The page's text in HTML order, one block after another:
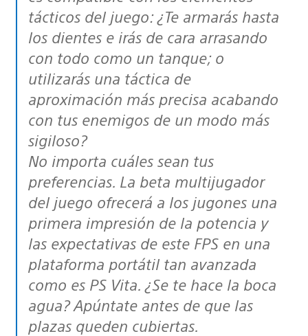
tácticos del juego: ¿Te armarás hasta
los dientes e irás de cara arrasando
con todo como un tanque; o
utilizarás una táctica de
aproximación más precisa acabando
con tus enemigos de un modo más
sigiloso?
No importa cuáles sean tus
preferencias. La beta multijugador
del juego ofrecerá a los jugones una
primera impresión de la potencia y
las expectativas de este FPS en una
plataforma portátil tan avanzada
como es PS Vita. ¿Se te hace la boca
agua? Apúntate antes de que las
plazas queden cubiertas.